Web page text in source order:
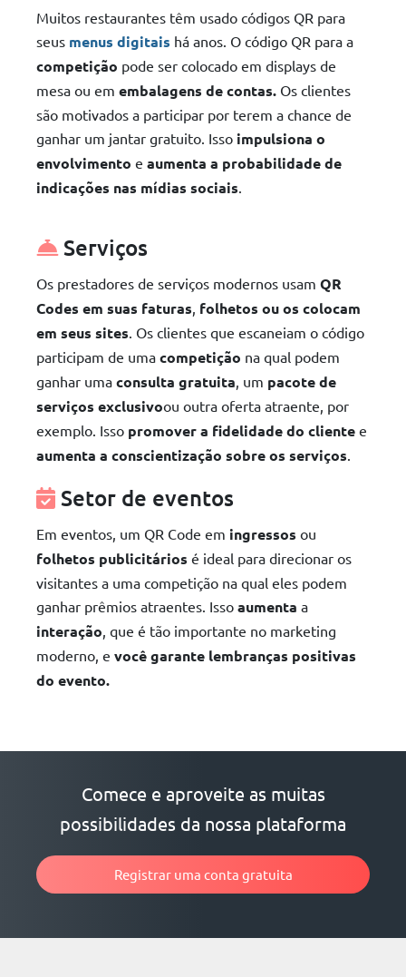
Muitos restaurantes têm usado códigos QR para
seus menus digitais há anos. O código QR para a
competição pode ser colocado em displays de
mesa ou em embalagens de contas. Os clientes
são motivados a participar por terem a chance de
ganhar um jantar gratuito. Isso impulsiona o
envolvimento e aumenta a probabilidade de
indicações nas mídias sociais
Setor de eventos
Em eventos, um QR Code em ingressos ou
folhetos publicitários é ideal para direcionar os
visitantes a uma competição na qual eles podem
ganhar prêmios atraentes. Isso aumenta a
interação , que é tão importante no marketing
moderno, e você garante lembranças positivas
do evento.
Serviços
Os prestadores de serviços modernos usam QR
Codes em suas faturas folhetos ou os colocam
em seus sites . Os clientes que escaneiam o código
participam de uma competição na qual podem
ganhar uma consulta gratuita , um pacote de
serviços exclusivoou outra oferta atraente, por
exemplo. Isso promover a fidelidade do cliente e
aumenta a conscientização sobre os serviços
Comece e aproveite as muitas
possibilidades da nossa plataforma
Registrar uma conta gratuita